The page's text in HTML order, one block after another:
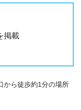
掲載
から徒歩約1分の場所